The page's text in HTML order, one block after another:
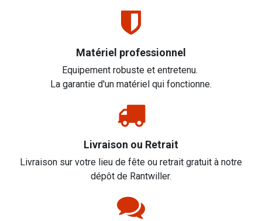
Matériel professionnel
Equipement robuste et entretenu.
La garantie d'un matériel qui fonctionne.
Livraison ou Retrait
Livraison sur votre lieu de fête ou retrait gratuit à notre
dépôt de Rantwiller.